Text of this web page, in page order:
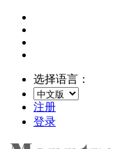
选择语言：
注册
登录